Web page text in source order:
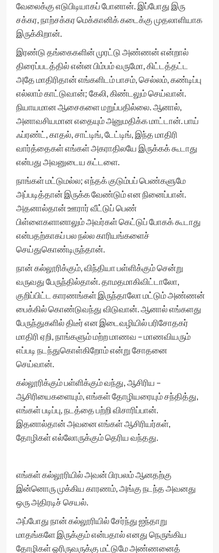
வேலைக்கு எடுபிடியாகப் போனான். இப்போது இரு
சக்கர, நாற்சக்கர மெக்கானிக் கடைக்கு முதலாளியாக
இருக்கிறான்.
இரண்டு தங்கைகளின் முரட்டு அண்ணன் என்றால்
திரைப்படத்தில் என்ன பிம்பம் வருமோ, கிட்டத்தட்ட
அதே மாதிரிதான் எங்களிடம் பாசம், செல்லம், கண்டிப்பு
எல்லாம் காட்டுவான்; கேலி, கிண்டலும் செய்வான்.
நியாயமான ஆசைகளை மறுப்பதில்லை. ஆனால்,
அனாவசியமான எதையும் அனுமதிக்க மாட்டான். பாய்
ஃப்ரண்ட், காதல், சாட்டிங், டேட்டிங், இந்த மாதிரி
வார்த்தைகள் எங்கள் அகராதிலயே இருக்கக் கூடாது
என்பது அவனுடைய கட்டளை.
நாங்கள் மட்டுமல்ல; எந்தக் குடும்பப் பெண்களுமே
அப்படித்தான் இருக்க வேண்டும் என நினைப்பான்.
அதனால்தான் ஊரார் வீட்டுப் பெண்
பிள்ளைகளானாலும் அவர்கள் கெட்டுப் போகக் கூடாது
என்பதற்காகப் பல நல்ல காரியங்களைச்
செய்துகொண்டிருந்தான்.
நான் கல்லூரிக்கும், விந்தியா பள்ளிக்கும் சென்று
வருவது பேருந்தில்தான். தாமதமாகிவிட்டாலோ,
குறிப்பிட்ட காரணங்கள் இருந்தாலோ மட்டும் அண்ணன்
பைக்கில் கொண்டுவந்து விடுவான். ஆனால் எங்களது
பேருந்துகளில் திடீர் என இடைவழியில் பரிசோதகர்
மாதிரி ஏறி, நாங்களும் மற்ற மாணவ – மாணவியரும்
எப்படி நடந்துகொள்கிறோம் என்று சோதனை
செய்வான்.
கல்லூரிக்கும் பள்ளிக்கும் வந்து, ஆசிரிய –
ஆசிரியைகளையும், எங்கள் தோழியரையும் சந்தித்து,
எங்கள் படிப்பு, நடத்தை பற்றி விசாரிப்பான்.
இதனால்தான் அவனை எங்கள் ஆசிரியர்கள்,
தோழிகள் எல்லோருக்கும் தெரிய வந்தது.
எங்கள் கல்லூரியில் அவன் பிரபலம் ஆனதற்கு
இன்னொரு முக்கிய காரணம், அங்கு நடந்த அவனது
ஒரு அதிரடிச் செயல்.
அப்போது நான் கல்லூரியில் சேர்ந்து ஐந்தாறு
மாதங்களே இருக்கும் என்பதால் எனது நெருங்கிய
தோழிகள் ஓரிருவருக்கு மட்டுமே அண்ணனைத்